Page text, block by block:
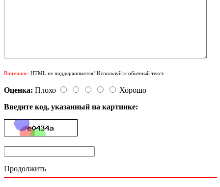
Внимание: HTML не поддерживается! Используйте обычный текст.
Оценка: Плохо
Хорошо
Введите код, указанный на картинке:
Продолжить